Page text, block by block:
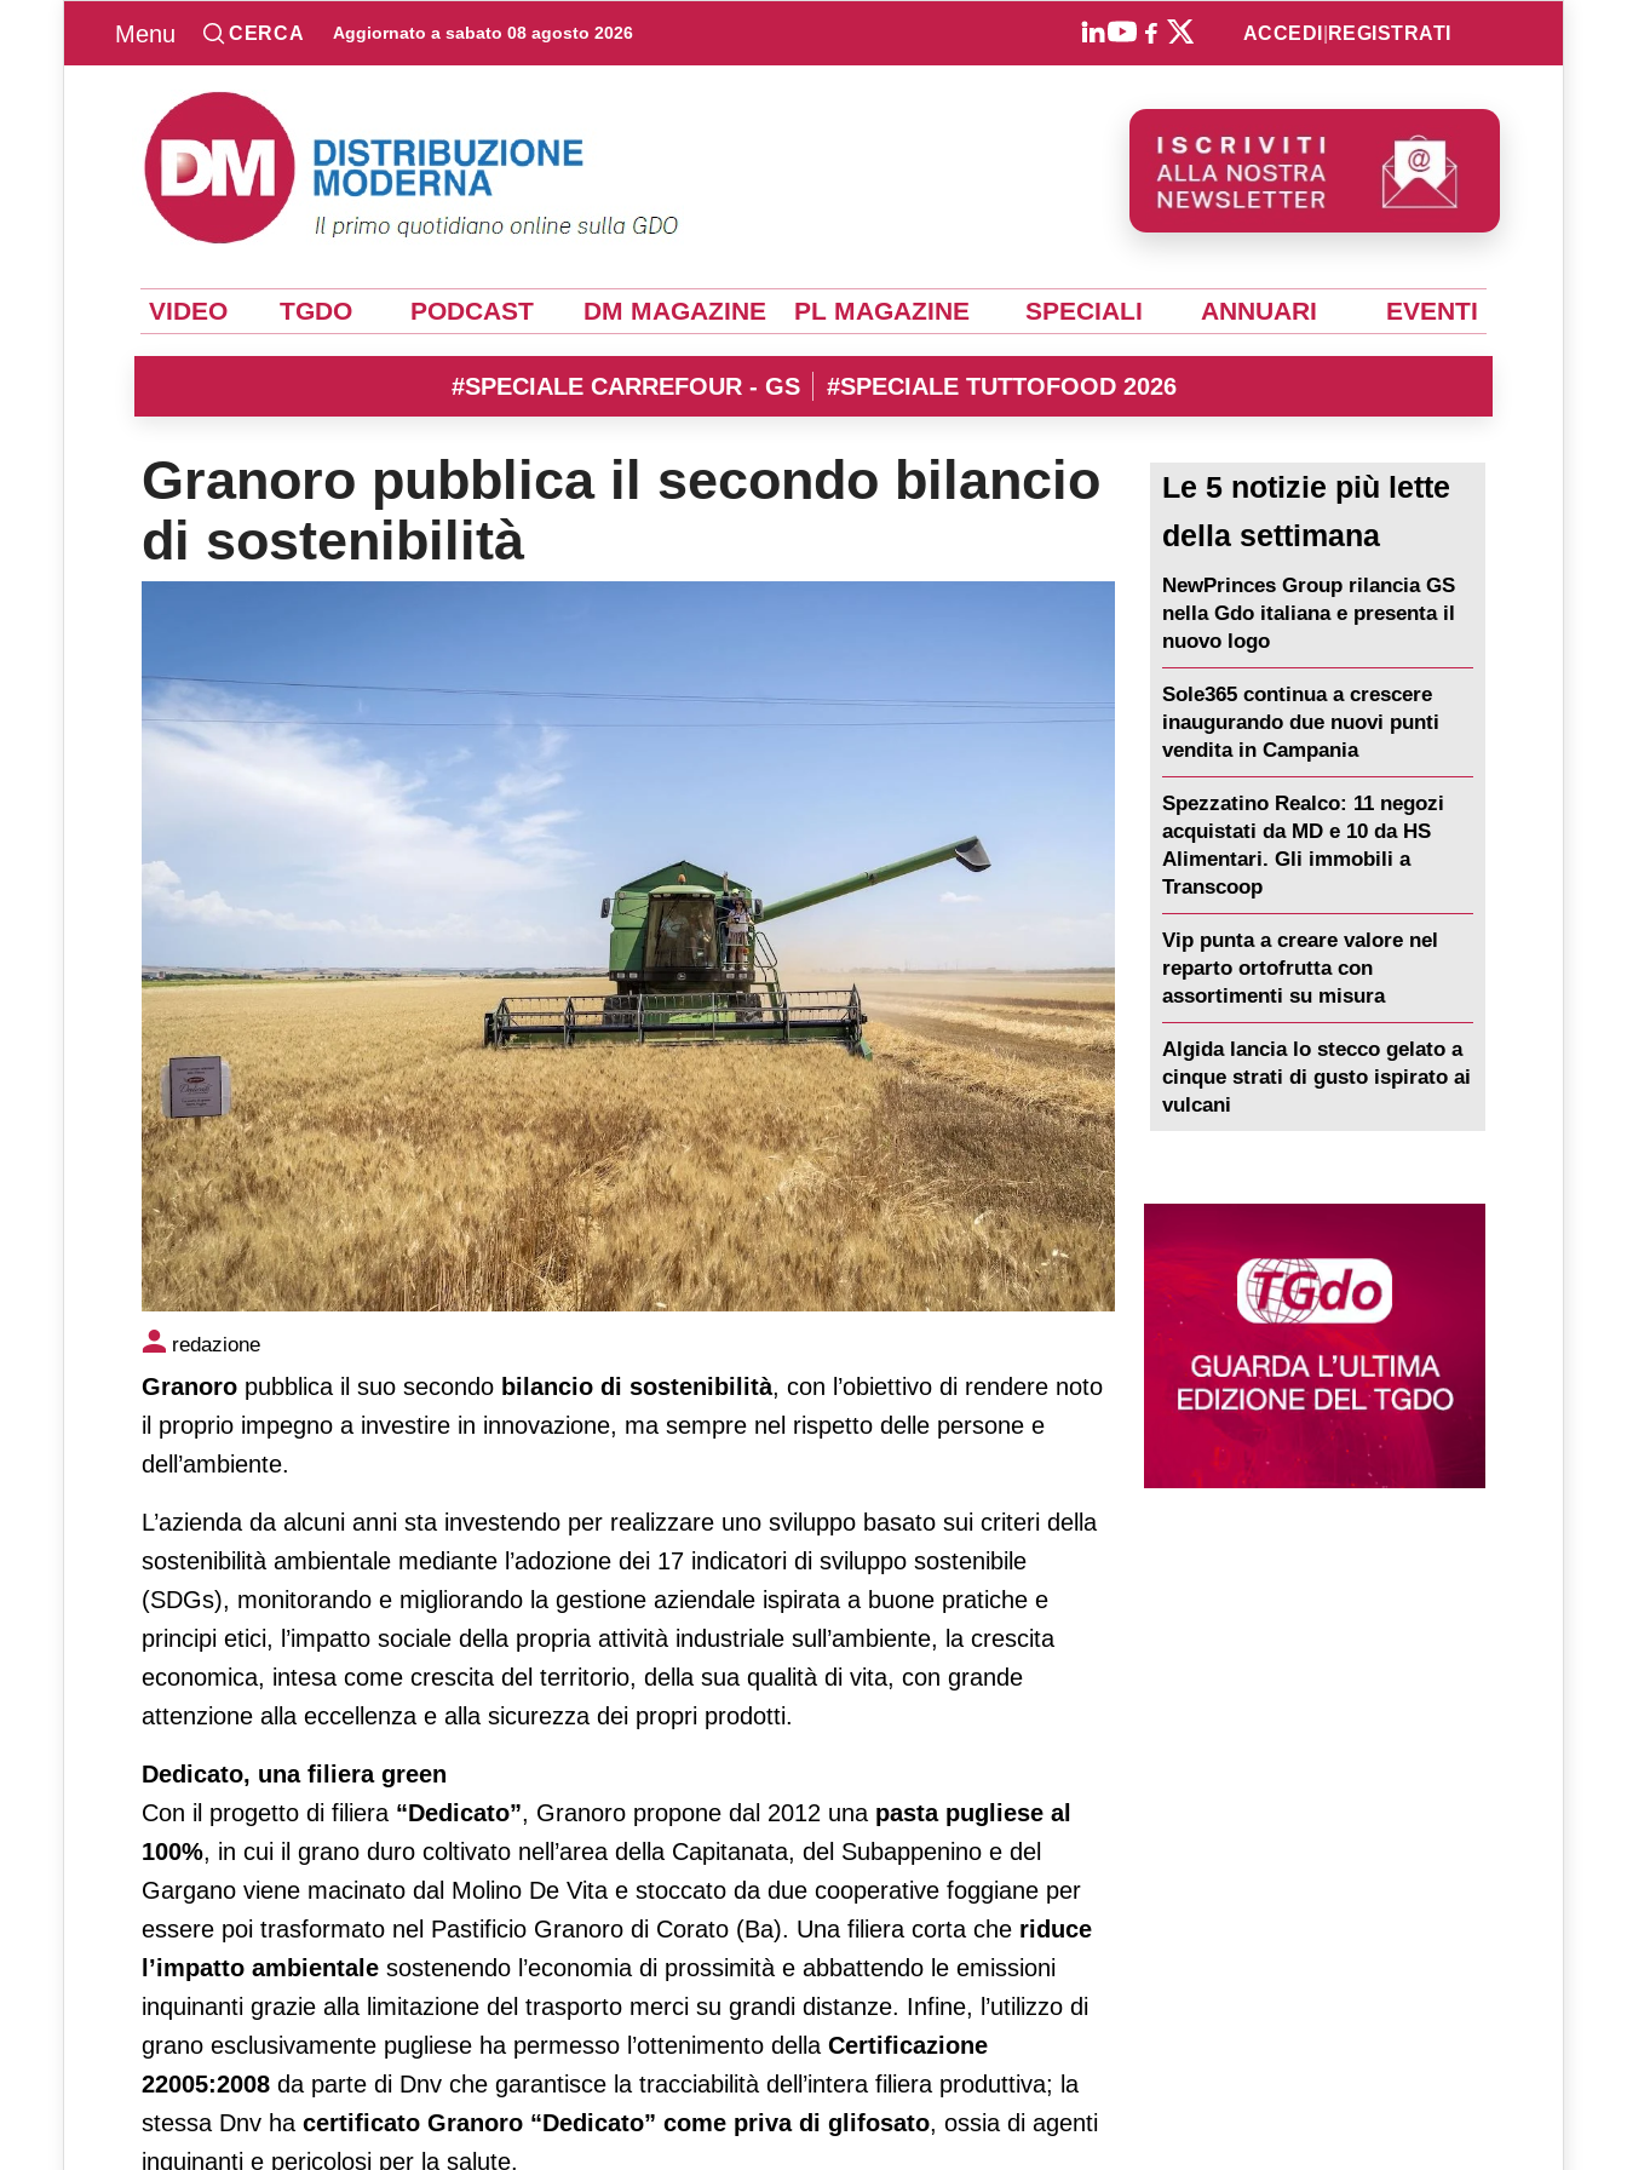
Menu CERCA Aggiornato a sabato 08 agosto 2026 ACCEDI REGISTRATI
VIDEO TGDO PODCAST DM MAGAZINE PL MAGAZINE SPECIALI ANNUARI EVENTI
#SPECIALE CARREFOUR - GS #SPECIALE TUTTOFOOD 2026
Granoro pubblica il secondo bilancio
di sostenibilità
Granoro pubblica il secondo bilancio di sostenibilità
redazione
Granoro pubblica il suo secondo bilancio di sostenibilità, con l’obiettivo di rendere noto
il proprio impegno a investire in innovazione, ma sempre nel rispetto delle persone e
dell’ambiente.
L’azienda da alcuni anni sta investendo per realizzare uno sviluppo basato sui criteri della
sostenibilità ambientale mediante l’adozione dei 17 indicatori di sviluppo sostenibile
(SDGs), monitorando e migliorando la gestione aziendale ispirata a buone pratiche e
principi etici, l’impatto sociale della propria attività industriale sull’ambiente, la crescita
economica, intesa come crescita del territorio, della sua qualità di vita, con grande
attenzione alla eccellenza e alla sicurezza dei propri prodotti.
Dedicato, una filiera green
Con il progetto di filiera “Dedicato”, Granoro propone dal 2012 una pasta pugliese al
100%, in cui il grano duro coltivato nell’area della Capitanata, del Subappenino e del
Gargano viene macinato dal Molino De Vita e stoccato da due cooperative foggiane per
essere poi trasformato nel Pastificio Granoro di Corato (Ba). Una filiera corta che riduce
l’impatto ambientale sostenendo l’economia di prossimità e abbattendo le emissioni
inquinanti grazie alla limitazione del trasporto merci su grandi distanze. Infine, l’utilizzo di
grano esclusivamente pugliese ha permesso l’ottenimento della Certificazione
22005:2008 da parte di Dnv che garantisce la tracciabilità dell’intera filiera produttiva; la
stessa Dnv ha certificato Granoro “Dedicato” come priva di glifosato, ossia di agenti
inquinanti e pericolosi per la salute.
Le 5 notizie più lette
della settimana
NewPrinces Group rilancia GS
nella Gdo italiana e presenta il
nuovo logo
Sole365 continua a crescere
inaugurando due nuovi punti
vendita in Campania
Spezzatino Realco: 11 negozi
acquistati da MD e 10 da HS
Alimentari. Gli immobili a
Transcoop
Vip punta a creare valore nel
reparto ortofrutta con
assortimenti su misura
Algida lancia lo stecco gelato a
cinque strati di gusto ispirato ai
vulcani